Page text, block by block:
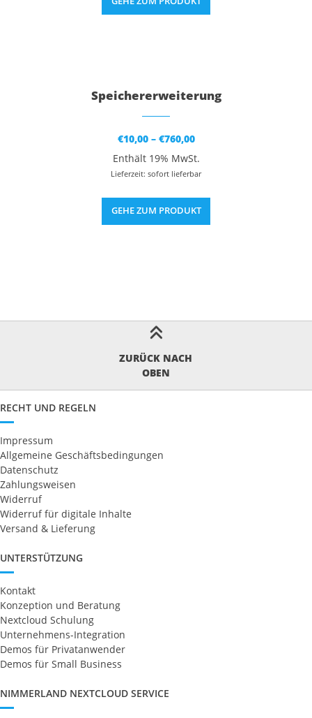
Speichererweiterung
€10,00 – €760,00Preisspanne:
bis
Enthält 19% MwSt.
Lieferzeit: sofort lieferbar
GEHE ZUM PRODUKT
ZURÜCK NACH
OBEN
RECHT UND REGELN
Impressum
Allgemeine Geschäftsbedingungen
Datenschutz
Zahlungsweisen
Widerruf
Widerruf für digitale Inhalte
Versand & Lieferung
UNTERSTÜTZUNG
Kontakt
Konzeption und Beratung
Nextcloud Schulung
Unternehmens-Integration
Demos für Privatanwender
Demos für Small Business
NIMMERLAND NEXTCLOUD SERVICE